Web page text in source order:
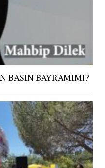
BASIN BAYRAMIMI?